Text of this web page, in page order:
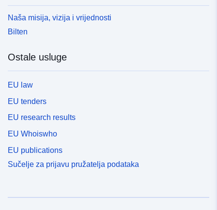
Naša misija, vizija i vrijednosti
Bilten
Ostale usluge
EU law
EU tenders
EU research results
EU Whoiswho
EU publications
Sučelje za prijavu pružatelja podataka